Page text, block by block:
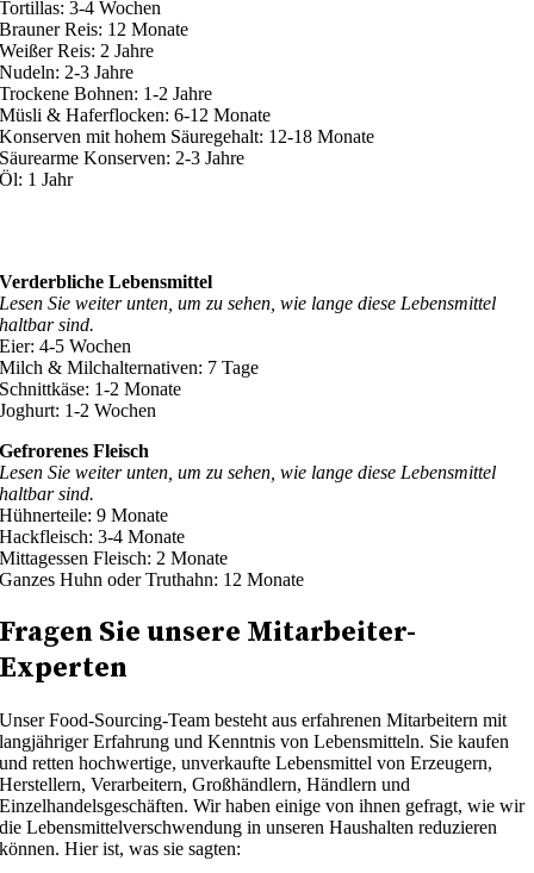
Tortillas: 3-4 Wochen
Brauner Reis: 12 Monate
Weißer Reis: 2 Jahre
Nudeln: 2-3 Jahre
Trockene Bohnen: 1-2 Jahre
Müsli & Haferflocken: 6-12 Monate
Konserven mit hohem Säuregehalt: 12-18 Monate
Säurearme Konserven: 2-3 Jahre
Öl: 1 Jahr
Verderbliche Lebensmittel
Lesen Sie weiter unten, um zu sehen, wie lange diese Lebensmittel
haltbar sind.
Eier: 4-5 Wochen
Milch & Milchalternativen: 7 Tage
Schnittkäse: 1-2 Monate
Joghurt: 1-2 Wochen
Gefrorenes Fleisch
Lesen Sie weiter unten, um zu sehen, wie lange diese Lebensmittel
haltbar sind.
Hühnerteile: 9 Monate
Hackfleisch: 3-4 Monate
Mittagessen Fleisch: 2 Monate
Ganzes Huhn oder Truthahn: 12 Monate
Fragen Sie unsere Mitarbeiter-
Experten
Unser Food-Sourcing-Team besteht aus erfahrenen Mitarbeitern mit
langjähriger Erfahrung und Kenntnis von Lebensmitteln. Sie kaufen
und retten hochwertige, unverkaufte Lebensmittel von Erzeugern,
Herstellern, Verarbeitern, Großhändlern, Händlern und
Einzelhandelsgeschäften. Wir haben einige von ihnen gefragt, wie wir
die Lebensmittelverschwendung in unseren Haushalten reduzieren
können. Hier ist, was sie sagten: